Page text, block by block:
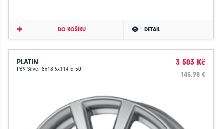
DO KOŠÍKU DETAIL
PLATIN
P69 Silver 8x18 5x114 ET50
3 503 Kč
145.98 €